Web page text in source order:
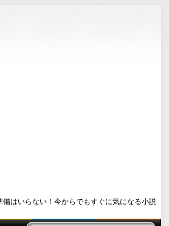
はいらない！今からでもすぐに気になる小説